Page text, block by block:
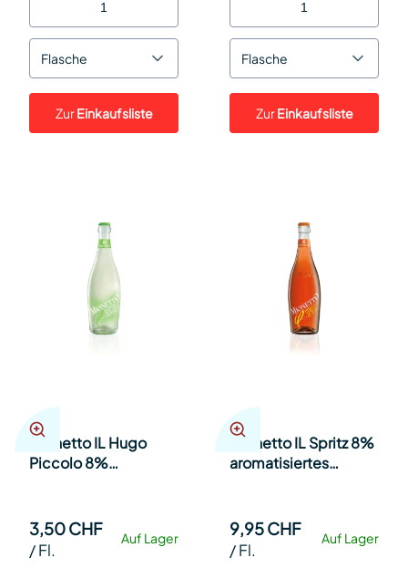
Flasche
ZurEinkaufsliste
Flasche
ZurEinkaufsliste
Mionetto IL Hugo
Piccolo 8%
20cl Kt 12
Auf Lager
3,50 CHF
/Fl.
Mionetto IL Spritz 8%
aromatisiertes
Auf Lager
9,95 CHF
/Fl.